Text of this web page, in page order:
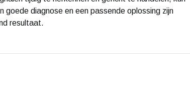
diagnose en een passende oplossing zijn
resultaat.